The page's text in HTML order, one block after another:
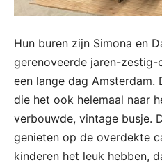
Hun buren zijn Simona en
gerenoveerde jaren-
een lange dag Amsterdam.
die het ook helemaal naar
verbouwde, vintage busje.
genieten op de overdekte
kinderen het leuk hebben,